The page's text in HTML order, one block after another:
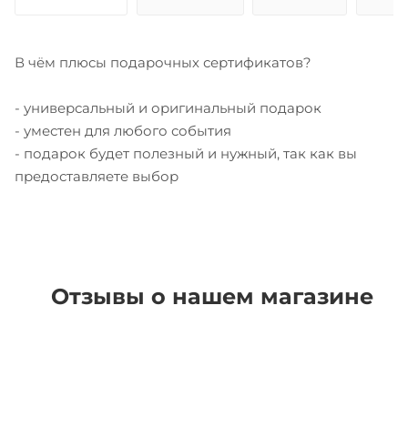
В чём плюсы подарочных сертификатов?
- универсальный и оригинальный подарок
- уместен для любого события
- подарок будет полезный и нужный, так как вы
предоставляете выбор
Отзывы о нашем магазине